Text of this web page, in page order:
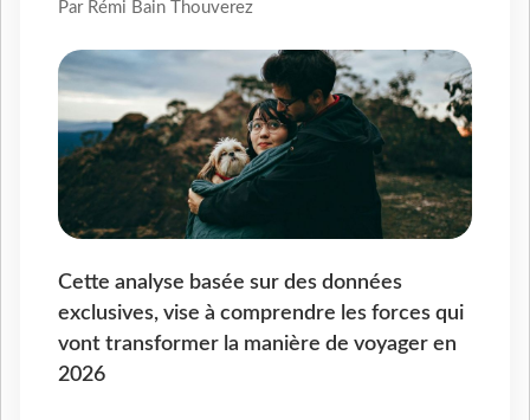
Par Rémi Bain Thouverez
Cette analyse basée sur des données
exclusives, vise à comprendre les forces qui
vont transformer la manière de voyager en
2026